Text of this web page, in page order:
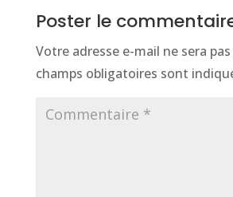
Poster le
Votre adresse e-mail ne sera
champs obligatoires sont